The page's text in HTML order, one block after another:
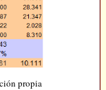
propia